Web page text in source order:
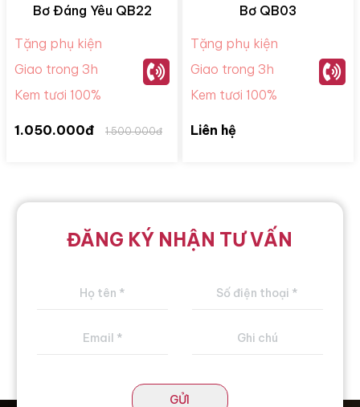
Bơ Đáng Yêu QB22
Tặng phụ kiện
Giao trong 3h
Kem tươi 100%
1.050.000đ 1.500.000đ
Bơ QB03
Tặng phụ kiện
Giao trong 3h
Kem tươi 100%
Liên hệ
ĐĂNG KÝ NHẬN TƯ VẤN
GỬI